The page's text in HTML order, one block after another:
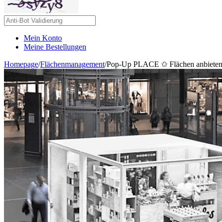
Mein Konto
Meine Bestellungen
Homepage/Flächenmanagement/Pop-Up PLACE ✩ Flächen anbieten